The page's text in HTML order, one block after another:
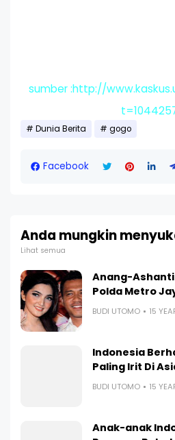
sumber :http://
Dunia Berita gogo
Facebook
Anda mungkin
Lihat semua
Anang-
Polda Metro
BUDI UTOMO 15
Indonesia
Paling Irit Di
BUDI UTOMO 15
Anak-anak